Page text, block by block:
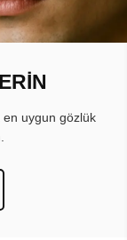
en uygun gözlük